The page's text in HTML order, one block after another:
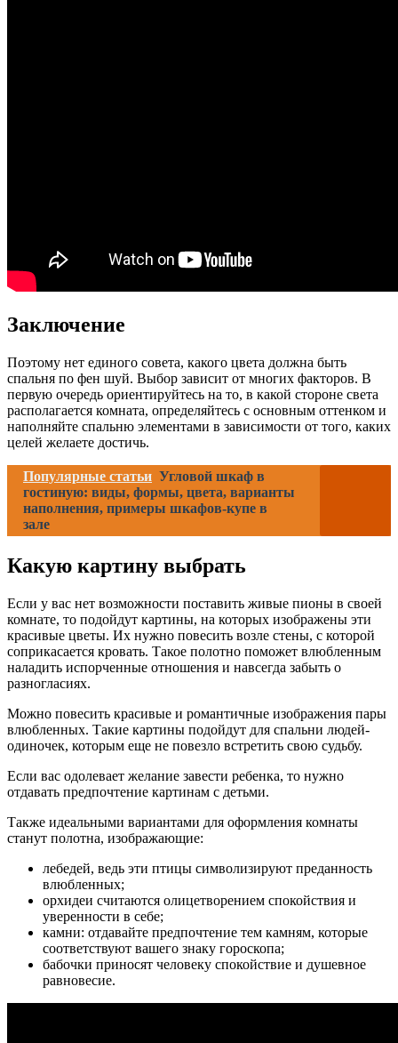
Заключение
Поэтому нет единого совета, какого цвета должна быть
спальня по фен шуй. Выбор зависит от многих факторов. В
первую очередь ориентируйтесь на то, в какой стороне света
располагается комната, определяйтесь с основным оттенком и
наполняйте спальню элементами в зависимости от того, каких
целей желаете достичь.
Популярные статьи Угловой шкаф в
гостиную: виды, формы, цвета, варианты
наполнения, примеры шкафов-купе в
зале
Какую картину выбрать
Если у вас нет возможности поставить живые пионы в своей
комнате, то подойдут картины, на которых изображены эти
красивые цветы. Их нужно повесить возле стены, с которой
соприкасается кровать. Такое полотно поможет влюбленным
наладить испорченные отношения и навсегда забыть о
разногласиях.
Можно повесить красивые и романтичные изображения пары
влюбленных. Такие картины подойдут для спальни людей-
одиночек, которым еще не повезло встретить свою судьбу.
Если вас одолевает желание завести ребенка, то нужно
отдавать предпочтение картинам с детьми.
Также идеальными вариантами для оформления комнаты
станут полотна, изображающие:
лебедей, ведь эти птицы символизируют преданность
влюбленных;
орхидеи считаются олицетворением спокойствия и
уверенности в себе;
камни: отдавайте предпочтение тем камням, которые
соответствуют вашего знаку гороскопа;
бабочки приносят человеку спокойствие и душевное
равновесие.